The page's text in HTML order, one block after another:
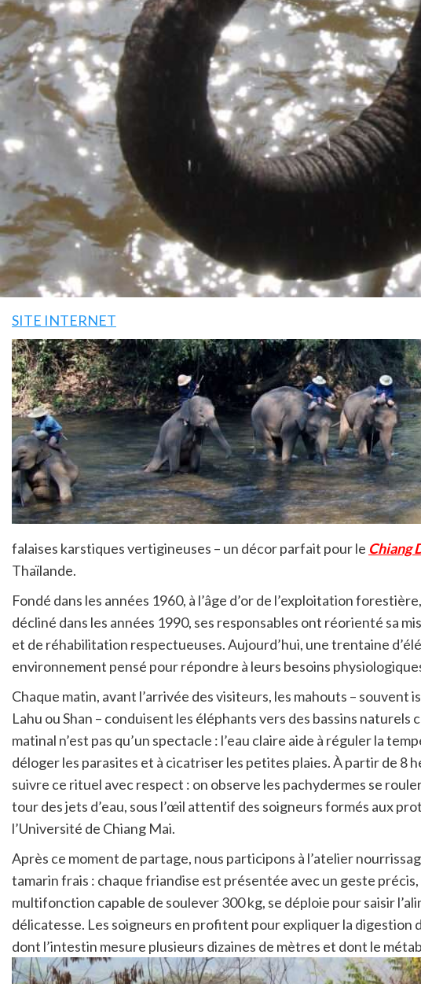
SITE INTERNET
falaises karstiques vertigineuses – un décor parfait pour le Chiang
Thaïlande.
Fondé dans les années 1960, à l’âge d’or de l’exploitation
décliné dans les années 1990, ses responsables ont réorienté sa
et de réhabilitation respectueuses. Aujourd’hui, une trentaine
environnement pensé pour répondre à leurs besoins
Chaque matin, avant l’arrivée des visiteurs, les mahouts – souvent
Lahu ou Shan – conduisent les éléphants vers des bassins naturels
matinal n’est pas qu’un spectacle : l’eau claire aide à réguler la
déloger les parasites et à cicatriser les petites plaies. À partir de 8
suivre ce rituel avec respect : on observe les pachydermes se
tour des jets d’eau, sous l’œil attentif des soigneurs formés aux
l’Université de Chiang Mai.
Après ce moment de partage, nous participons à l’atelier
tamarin frais : chaque friandise est présentée avec un geste
multifonction capable de soulever 300 kg, se déploie pour saisir
délicatesse. Les soigneurs en profitent pour expliquer la digestion
dont l’intestin mesure plusieurs dizaines de mètres et dont le